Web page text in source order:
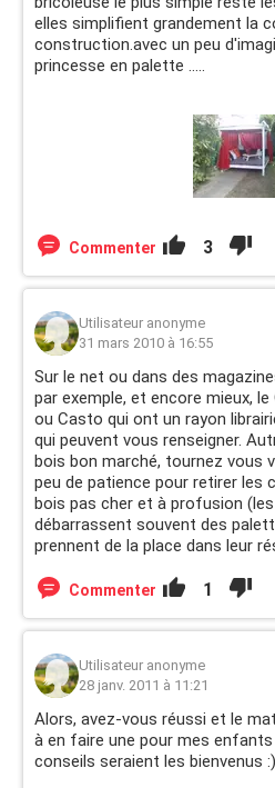
elles simplifient grandement la
construction.avec un peu
princesse en palette .....
Commenter 3
Utilisateur anonyme
31 mars 2010 à 16:55
Sur le net ou dans des
par exemple, et encore mieux, le
ou Casto qui ont un rayon
qui peuvent vous renseigner.
bois bon marché, tournez vous
peu de patience pour retirer les
bois pas cher et à profusion
débarrassent souvent des
prennent de la place dans leur
Commenter 1
Utilisateur anonyme
28 janv. 2011 à 11:21
Alors, avez-vous réussi et le
à en faire une pour mes
conseils seraient les bienvenus